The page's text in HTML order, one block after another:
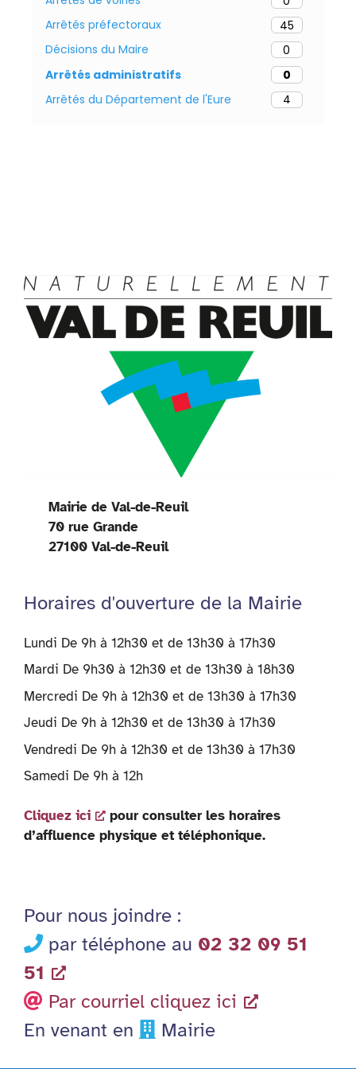
Arrêtés préfectoraux
45
Décisions du Maire
0
Arrêtés administratifs
0
Arrêtés du Département de l'Eure
4
Mairie de Val-de-Reuil
70 rue Grande
27100 Val-de-Reuil
Horaires d'ouverture de la Mairie
Lundi De 9h à 12h30 et de 13h30 à 17h30
Mardi De 9h30 à 12h30 et de 13h30 à 18h30
Mercredi De 9h à 12h30 et de 13h30 à 17h30
Jeudi De 9h à 12h30 et de 13h30 à 17h30
Vendredi De 9h à 12h30 et de 13h30 à 17h30
Samedi De 9h à 12h
Cliquez ici
pour consulter les horaires
d’affluence physique et téléphonique.
Pour nous joindre :
par téléphone au 02 32 09 51
51
Par courriel cliquez ici
En venant en
Mairie